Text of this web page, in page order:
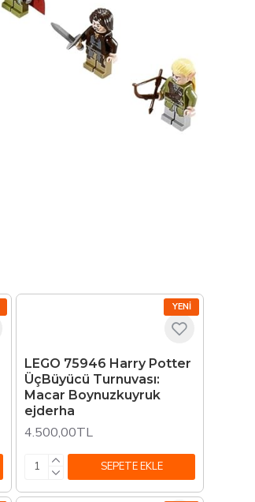
YENI
LEGO 75946 Harry Potter
ÜçBüyücü Turnuvası:
Macar Boynuzkuyruk
ejderha
4.500,00TL
SEPETE EKLE